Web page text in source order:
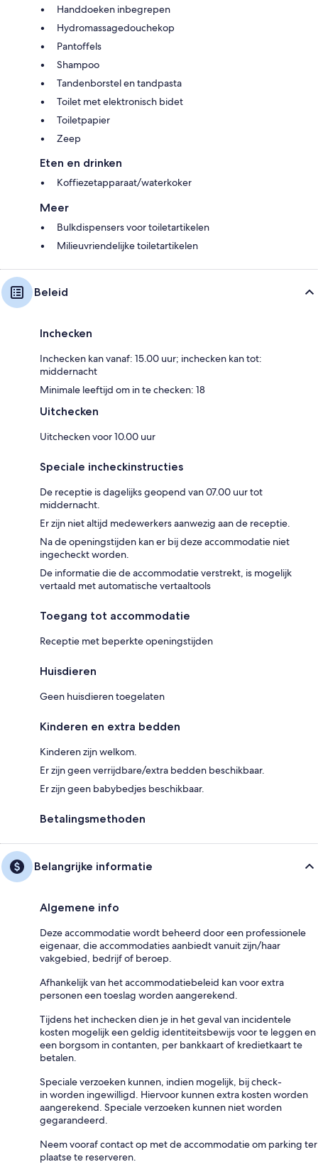
Handdoeken inbegrepen
Hydromassagedouchekop
Pantoffels
Shampoo
Tandenborstel en tandpasta
Toilet met elektronisch bidet
Toiletpapier
Zeep
Eten en drinken
Koffiezetapparaat/waterkoker
Meer
Bulkdispensers voor toiletartikelen
Milieuvriendelijke toiletartikelen
Beleid
Inchecken
Inchecken kan vanaf: 15.00 uur; inchecken kan tot:
middernacht
Minimale leeftijd om in te checken: 18
Uitchecken
Uitchecken voor 10.00 uur
Speciale incheckinstructies
De receptie is dagelijks geopend van 07.00 uur tot
middernacht.
Er zijn niet altijd medewerkers aanwezig aan de receptie.
Na de openingstijden kan er bij deze accommodatie niet
ingecheckt worden.
De informatie die de accommodatie verstrekt, is mogelijk
vertaald met automatische vertaaltools
Toegang tot accommodatie
Receptie met beperkte openingstijden
Huisdieren
Geen huisdieren toegelaten
Kinderen en extra bedden
Kinderen zijn welkom.
Er zijn geen verrijdbare/extra bedden beschikbaar.
Er zijn geen babybedjes beschikbaar.
Betalingsmethoden
Belangrijke informatie
Algemene info
Deze accommodatie wordt beheerd door een professionele
eigenaar, die accommodaties aanbiedt vanuit zijn/haar
vakgebied, bedrijf of beroep.
Afhankelijk van het accommodatiebeleid kan voor extra
personen een toeslag worden aangerekend.
Tijdens het inchecken dien je in het geval van incidentele
kosten mogelijk een geldig identiteitsbewijs voor te leggen en
een borgsom in contanten, per bankkaart of kredietkaart te
betalen.
Speciale verzoeken kunnen, indien mogelijk, bij check-
in worden ingewilligd. Hiervoor kunnen extra kosten worden
aangerekend. Speciale verzoeken kunnen niet worden
gegarandeerd.
Neem vooraf contact op met de accommodatie om parking ter
plaatse te reserveren.